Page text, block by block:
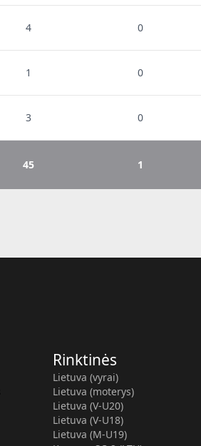
4 0
1 0
3 0
45 1
Rinktinės
Lietuva (vyrai)
Lietuva (moterys)
Lietuva (V-U20)
Lietuva (V-U18)
Lietuva (M-U19)